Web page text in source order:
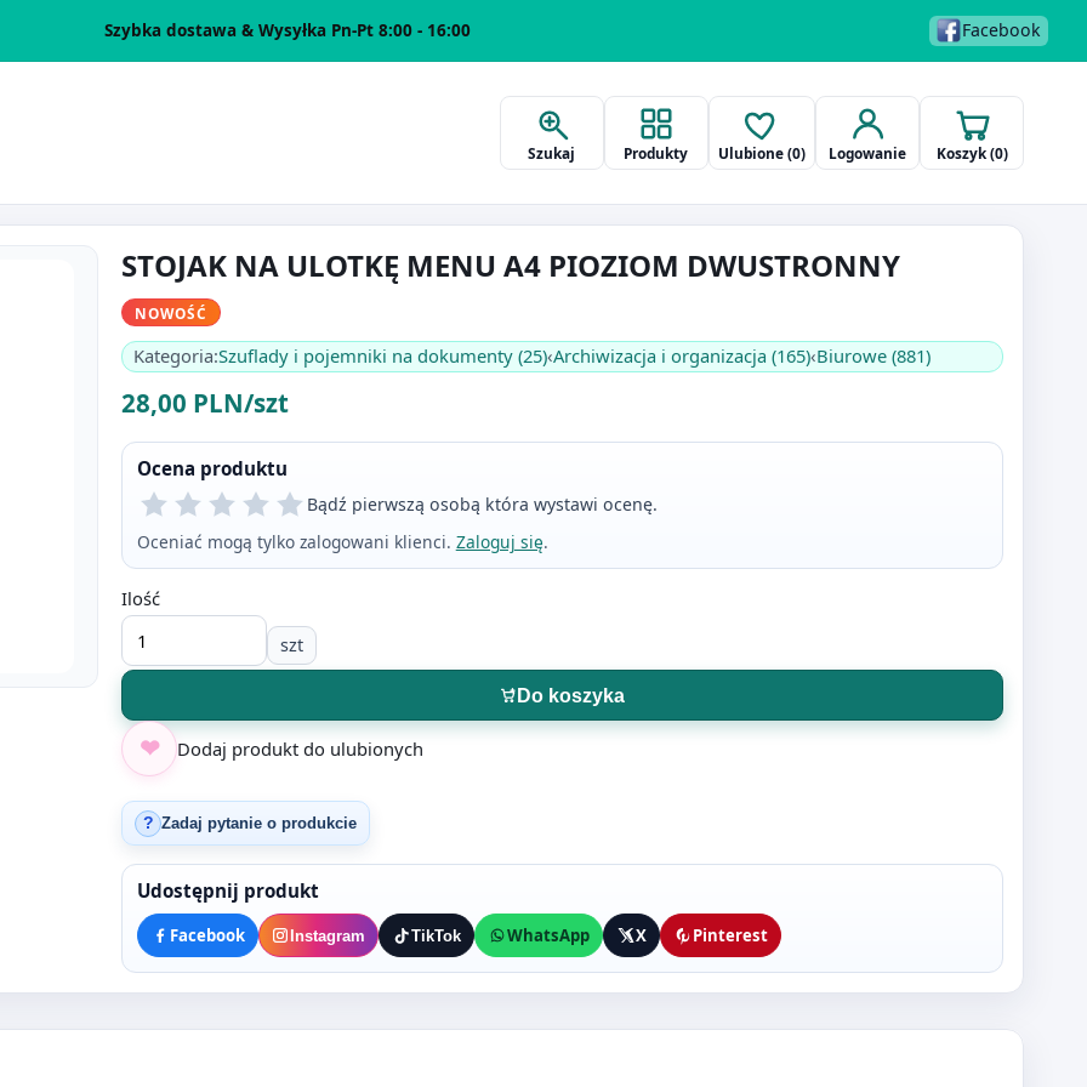
Szybka dostawa & Wysyłka Pn-Pt 8:00 - 16:00 Facebook
Szukaj Produkty Ulubione (0) Logowanie Koszyk (0)
STOJAK NA ULOTKĘ MENU A4 PIOZIOM DWUSTRONNY
NOWOŚĆ
Kategoria:Szuflady i pojemniki na dokumenty (25)‹Archiwizacja i organizacja (165)‹Biurowe (881)
28,00 PLN/szt
Ocena produktu
Bądź pierwszą osobą która wystawi ocenę.
Oceniać mogą tylko zalogowani klienci. Zaloguj się.
Ilość
szt
Do koszyka
Dodaj produkt do ulubionych
? Zadaj pytanie o produkcie
Udostępnij produkt
Facebook Instagram TikTok WhatsApp X Pinterest